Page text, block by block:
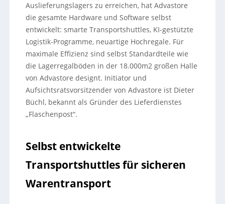
Auslieferungslagers zu erreichen, hat Advastore
die gesamte Hardware und Software selbst
entwickelt: smarte Transportshuttles, KI-gestützte
Logistik-Programme, neuartige Hochregale. Für
maximale Effizienz sind selbst Standardteile wie
die Lagerregalböden in der 18.000m2 großen Halle
von Advastore designt. Initiator und
Aufsichtsratsvorsitzender von Advastore ist Dieter
Büchl, bekannt als Gründer des Lieferdienstes
„Flaschenpost“.
Selbst entwickelte
Transportshuttles für sicheren
Warentransport